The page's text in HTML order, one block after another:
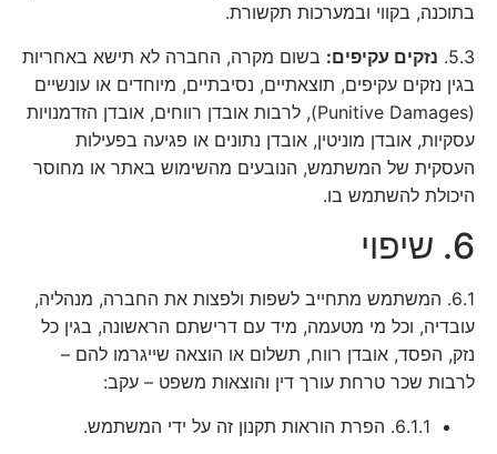
בתוכנה, בקווי ובמערכות תקשורת.
5.3. נזקים עקיפים: בשום מקרה, החברה לא תישא באחריות
בגין נזקים עקיפים, תוצאתיים, נסיבתיים, מיוחדים או עונשיים
(Punitive Damages), לרבות אובדן רווחים, אובדן הזדמנויות
עסקיות, אובדן מוניטין, אובדן נתונים או פגיעה בפעילות
העסקית של המשתמש, הנובעים מהשימוש באתר או מחוסר
היכולת להשתמש בו.
6. שיפוי
6.1. המשתמש מתחייב לשפות ולפצות את החברה, מנהליה,
עובדיה, וכל מי מטעמה, מיד עם דרישתם הראשונה, בגין כל
נזק, הפסד, אובדן רווח, תשלום או הוצאה שייגרמו להם –
לרבות שכר טרחת עורך דין והוצאות משפט – עקב:
6.1.1. הפרת הוראות תקנון זה על ידי המשתמש.